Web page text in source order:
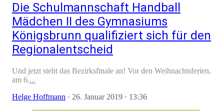
Die Schulmannschaft Handball
Mädchen II des Gymnasiums
Königsbrunn qualifiziert sich für den
Regionalentscheid
Und jetzt steht das Bezirksfinale an! Vor den Weihnachtsferien,
am 6....
Helge Hoffmann · 26. Januar 2019 · 13:36